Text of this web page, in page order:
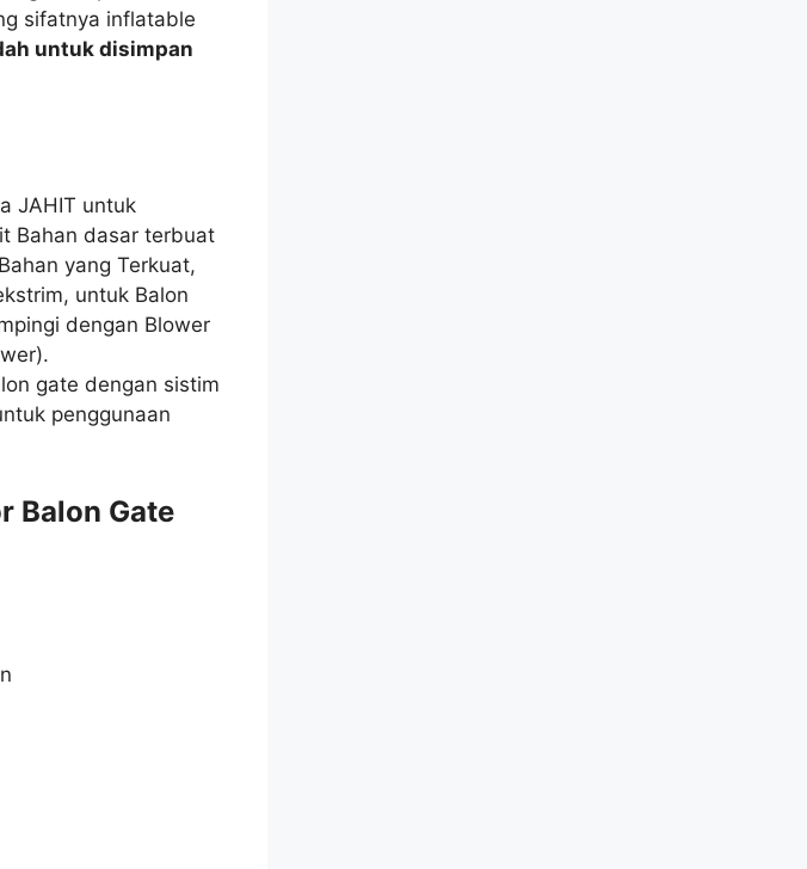
sifatnya inflatable
untuk disimpan
JAHIT untuk
Bahan dasar terbuat
yang Terkuat,
untuk Balon
dengan Blower
gate dengan sistim
penggunaan
Balon Gate